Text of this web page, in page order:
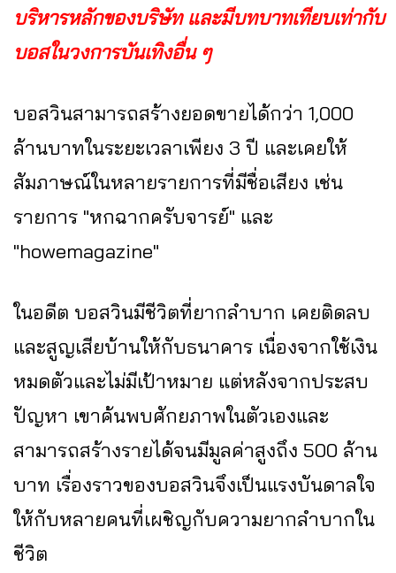
บริหารหลักของบริษัท และมีบทบาทเทียบเท่ากับ
บอสในวงการบันเทิงอื่น ๆ
บอสวินสามารถสร้างยอดขายได้กว่า 1,000
ล้านบาทในระยะเวลาเพียง 3 ปี และเคยให้
สัมภาษณ์ในหลายรายการที่มีชื่อเสียง เช่น
รายการ "หกฉากครับจารย์" และ
"howemagazine"
ในอดีต บอสวินมีชีวิตที่ยากลำบาก เคยติดลบ
และสูญเสียบ้านให้กับธนาคาร เนื่องจากใช้เงิน
หมดตัวและไม่มีเป้าหมาย แต่หลังจากประสบ
ปัญหา เขาค้นพบศักยภาพในตัวเองและ
สามารถสร้างรายได้จนมีมูลค่าสูงถึง 500 ล้าน
บาท เรื่องราวของบอสวินจึงเป็นแรงบันดาลใจ
ให้กับหลายคนที่เผชิญกับความยากลำบากใน
ชีวิต